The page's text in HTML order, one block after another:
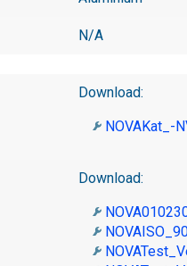
N/A
Download:
NOVAKat_-
Download: